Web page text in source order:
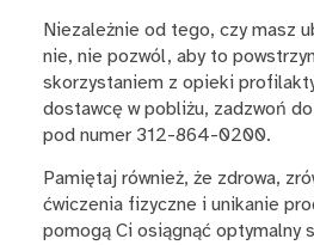
Niezależnie od tego, czy masz
nie, nie pozwól, aby to
skorzystaniem z opieki
dostawcę w pobliżu, zadzwoń
pod numer 312-864-0200.
Pamiętaj również, że zdrowa,
ćwiczenia fizyczne i unikanie
pomogą Ci osiągnąć optymalny